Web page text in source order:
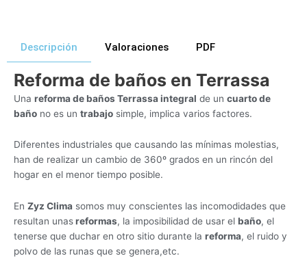
Descripción Valoraciones PDF
Reforma de baños en Terrassa
Una reforma de baños Terrassa integral de un cuarto de
baño no es un trabajo simple, implica varios factores.
Diferentes industriales que causando las mínimas molestias,
han de realizar un cambio de 360º grados en un rincón del
hogar en el menor tiempo posible.
En Zyz Clima somos muy conscientes las incomodidades que
resultan unasreformas, la imposibilidad de usar el baño, el
tenerse que duchar en otro sitio durante la reforma, el ruido y
polvo de las runas que se genera,etc.